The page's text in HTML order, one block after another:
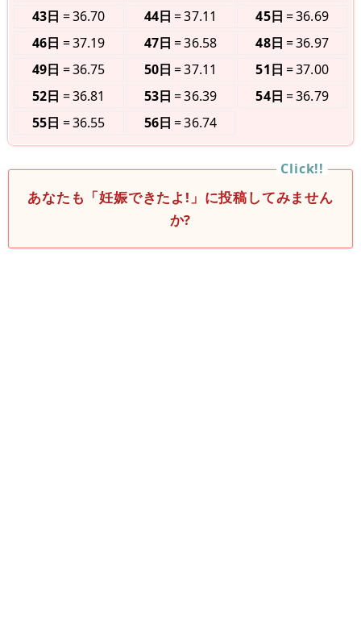
43日
36.70 44日 37.11 45日
36.69
46日
37.19 47日 36.58 48日
36.97
49日
36.75 50日 37.11 51日
37.00
52日
36.81 53日 36.39 54日
36.79
55日
36.55 56日 36.74
あなたも「妊娠できたよ!」に投稿してみません
か?